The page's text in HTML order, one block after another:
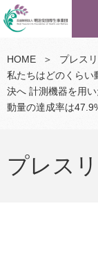
HOME ＞ プレス
私たちはどのくらい
決へ 計測機器を用
動量の達成率は
プレス